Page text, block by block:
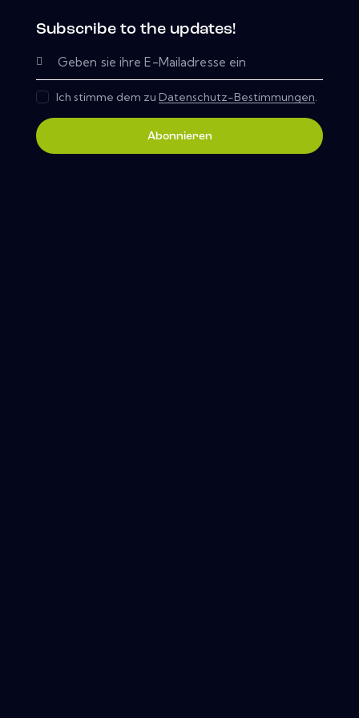
Subscribe to the updates!
Abonnieren
Ich stimme dem zu Datenschutz-Bestimmungen.